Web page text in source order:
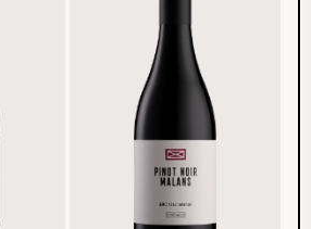
die elegante Stilistik dieses
ihn zu einem Wein, der Frucht,
auf stilvolle Weise vereint.